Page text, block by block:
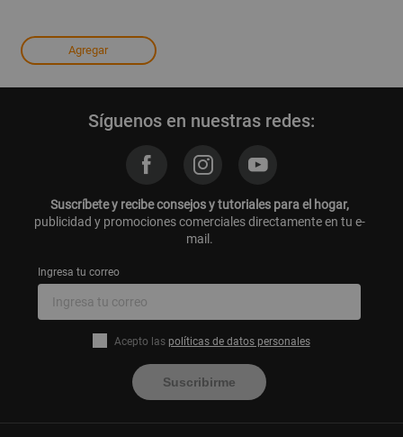
Agregar
Síguenos en nuestras redes:
Suscríbete y recibe consejos y tutoriales para el hogar,
publicidad y promociones comerciales directamente en tu e-
mail.
Ingresa tu correo
Acepto las políticas de datos personales
Suscribirme